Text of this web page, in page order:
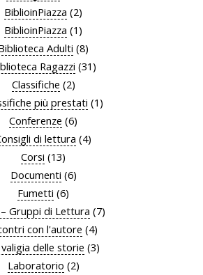
BiblioinPiazza (2)
BiblioinPiazza (1)
Adulti (8)
Ragazzi (31)
Classifiche (2)
più prestati (1)
Conferenze (6)
di lettura (4)
Corsi (13)
Documenti (6)
Fumetti (6)
Gruppi di Lettura (7)
con l'autore (4)
delle storie (3)
Laboratorio (2)